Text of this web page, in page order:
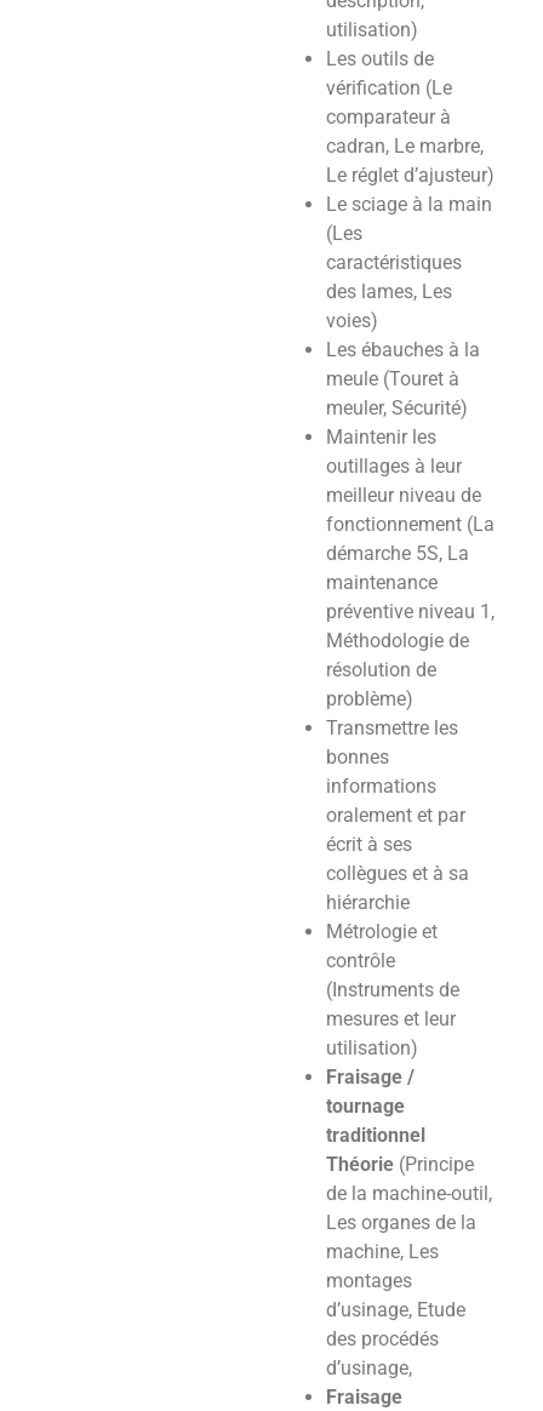
utilisation)
Les outils de
vérification (Le
comparateur à
cadran, Le marbre,
Le réglet d’ajusteur)
Le sciage à la main
(Les
caractéristiques
des lames, Les
voies)
Les ébauches à la
meule (Touret à
meuler, Sécurité)
Maintenir les
outillages à leur
meilleur niveau de
fonctionnement (La
démarche 5S, La
maintenance
préventive niveau 1,
Méthodologie de
résolution de
problème)
Transmettre les
bonnes
informations
oralement et par
écrit à ses
collègues et à sa
hiérarchie
Métrologie et
contrôle
(Instruments de
mesures et leur
utilisation)
Fraisage /
tournage
traditionnel
Théorie(Principe
de la machine-outil,
Les organes de la
machine, Les
montages
d’usinage, Etude
des procédés
d’usinage,
Fraisage